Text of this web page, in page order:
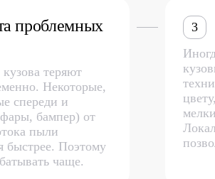
проблемных
теряют
Некоторые,
спереди и
бампер) от
пыли
быстрее. Поэтому
чаще.
3